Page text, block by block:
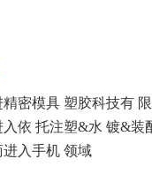
密模具 塑胶科技有
依 托注塑&水 镀&装
入手机 领域